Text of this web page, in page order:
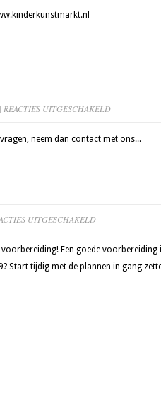
REACTIES UITGESCHAKELDVOOR
neem dan contact met ons...
UITGESCHAKELDVOOR
TE
VIEREN
Een goede voorbereiding
Start tijdig met de plannen in gang